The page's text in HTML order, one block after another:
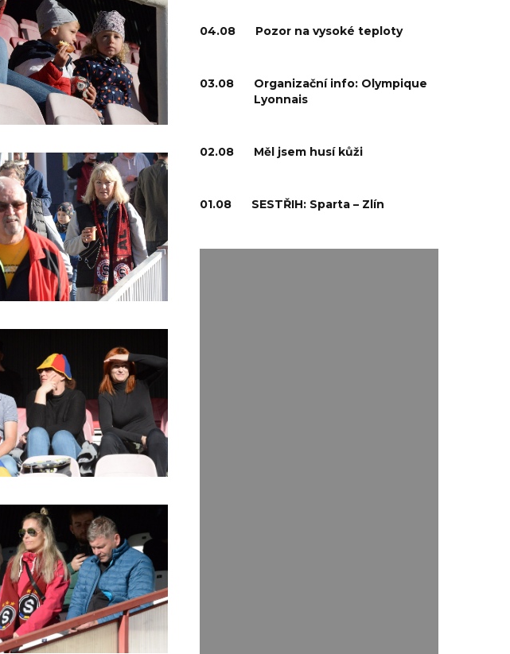
04.08 Pozor na vysoké teploty
03.08
Organizační info: Olympique
Lyonnais
02.08 Měl jsem husí kůži
01.08 SESTŘIH: Sparta – Zlín